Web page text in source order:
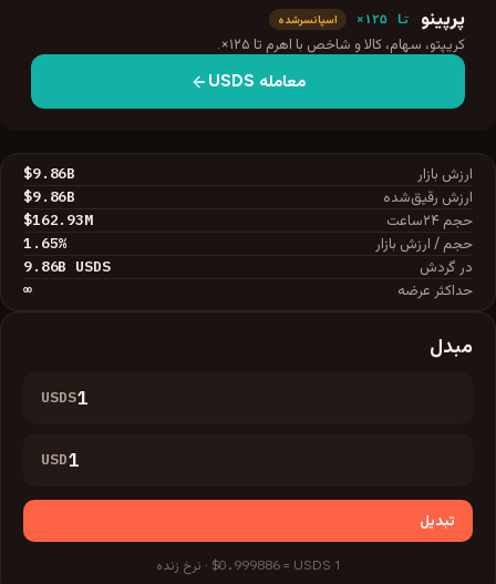
پرپینو تا ۱۲۵× اسپانسرشده
کریپتو، سهام، کالا و شاخص با اهرم تا ۱۲۵×.
معامله USDS
ارزش بازار $9.86B
ارزش رقیق‌شده $9.86B
حجم ۲۴ساعت $162.93M
حجم / ارزش بازار 1.65%
در گردش 9.86B USDS
حداکثر عرضه ∞
مبدل
USDS
USD
تبدیل
1
USDS
=
$0.999886
· نرخ زنده